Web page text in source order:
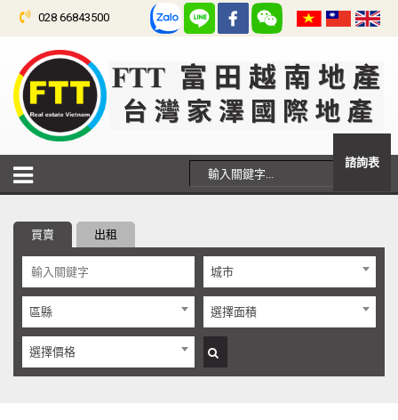
028 66843500
買賣 出租
城市
區縣 選擇面積
選擇價格
諮詢表